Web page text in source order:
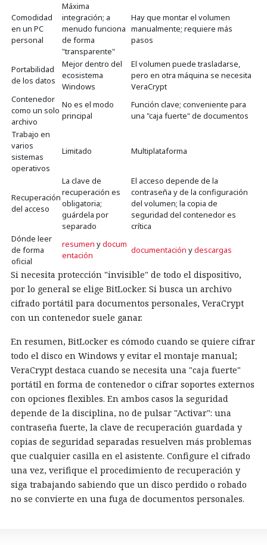
Comodidad
en un PC
personal
Máxima
integración; a
menudo funciona
de forma
"transparente"
Hay que montar el volumen
manualmente; requiere más
pasos
Portabilidad
de los datos
Mejor dentro del
ecosistema
Windows
El volumen puede trasladarse,
pero en otra máquina se necesita
VeraCrypt
Contenedor
como un solo
archivo
No es el modo
principal
Función clave; conveniente para
una "caja fuerte" de documentos
Trabajo en
varios
sistemas
operativos
Limitado Multiplataforma
Recuperación
del acceso
La clave de
recuperación es
obligatoria;
guárdela por
separado
El acceso depende de la
contraseña y de la configuración
del volumen; la copia de
seguridad del contenedor es
crítica
Dónde leer
de forma
oficial
resumen ydocum
entación
documentación ydescargas
Si necesita protección "invisible" de todo el dispositivo,
por lo general se elige BitLocker. Si busca un archivo
cifrado portátil para documentos personales, VeraCrypt
con un contenedor suele ganar.
En resumen, BitLocker es cómodo cuando se quiere cifrar
todo el disco en Windows y evitar el montaje manual;
VeraCrypt destaca cuando se necesita una "caja fuerte"
portátil en forma de contenedor o cifrar soportes externos
con opciones flexibles. En ambos casos la seguridad
depende de la disciplina, no de pulsar "Activar": una
contraseña fuerte, la clave de recuperación guardada y
copias de seguridad separadas resuelven más problemas
que cualquier casilla en el asistente. Configure el cifrado
una vez, verifique el procedimiento de recuperación y
siga trabajando sabiendo que un disco perdido o robado
no se convierte en una fuga de documentos personales.